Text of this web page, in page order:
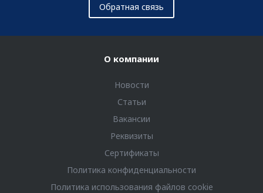
Обратная связь
О компании
Новости
Статьи
Вакансии
Реквизиты
Сертификаты
Политика конфиденциальности
Политика использования файлов cookie